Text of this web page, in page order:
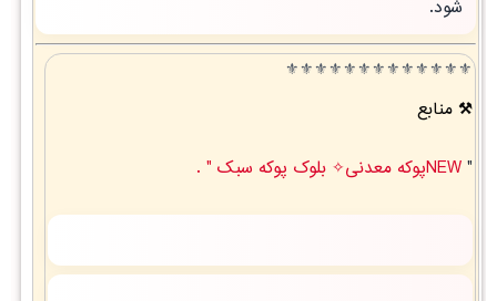
شود.
⚜️⚜️⚜️⚜️⚜️⚜️⚜️⚜️⚜️⚜️⚜️⚜️⚜️
منابع
"NEWپوکه معدنی✧ بلوک پوکه سبک " .